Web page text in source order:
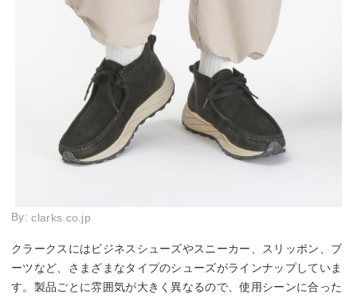
By:clarks.co.jp
クラークスにはビジネスシューズやスニーカー、スリッポン、ブ
ーツなど、さまざまなタイプのシューズがラインナップしていま
す。製品ごとに雰囲気が大きく異なるので、使用シーンに合った